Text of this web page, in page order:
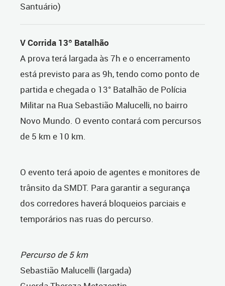
Santuário)
V Corrida 13º Batalhão
A prova terá largada às 7h e o encerramento
está previsto para as 9h, tendo como ponto de
partida e chegada o 13° Batalhão de Polícia
Militar na Rua Sebastião Malucelli, no bairro
Novo Mundo. O evento contará com percursos
de 5 km e 10 km.
O evento terá apoio de agentes e monitores de
trânsito da SMDT. Para garantir a segurança
dos corredores haverá bloqueios parciais e
temporários nas ruas do percurso.
Percurso de 5 km
Sebastião Malucelli (largada)